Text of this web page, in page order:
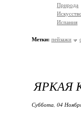
Природа
Искусство
Испания
Метки: пейзажи
ЯРКАЯ
Суббота, 04